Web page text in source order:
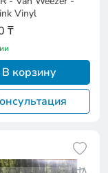
Vinyl
₸
В корзину